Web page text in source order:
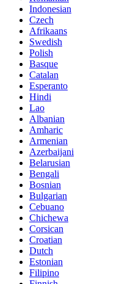
Indonesian
Czech
Afrikaans
Swedish
Polish
Basque
Catalan
Esperanto
Hindi
Lao
Albanian
Amharic
Armenian
Azerbaijani
Belarusian
Bengali
Bosnian
Bulgarian
Cebuano
Chichewa
Corsican
Croatian
Dutch
Estonian
Filipino